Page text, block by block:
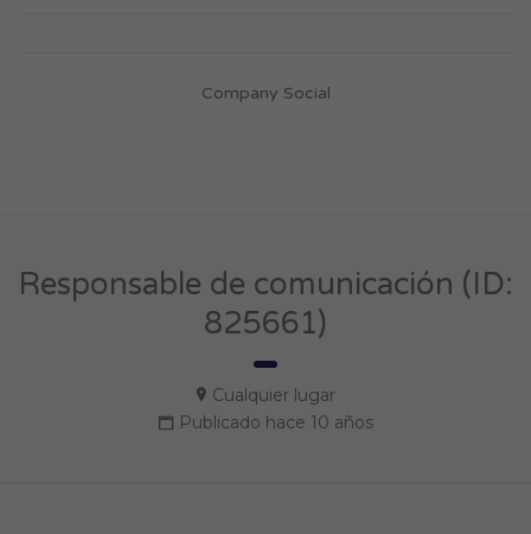
Company Social
Responsable de comunicación (ID:
825661)
Cualquier lugar
Publicado hace 10 años